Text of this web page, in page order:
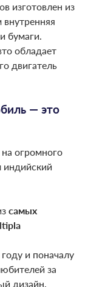
изготовлен из
бумаги.
обладает
двигатель
— это
огромного
индийский
самых
и поначалу
за
дизайн,